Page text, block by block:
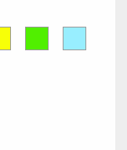
OpaqueMat
Opaque